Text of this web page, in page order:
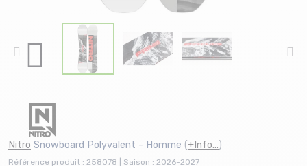
Nitro Snowboard Polyvalent - Homme (+Info...)
Référence produit : 258078 | Saison : 2026-2027